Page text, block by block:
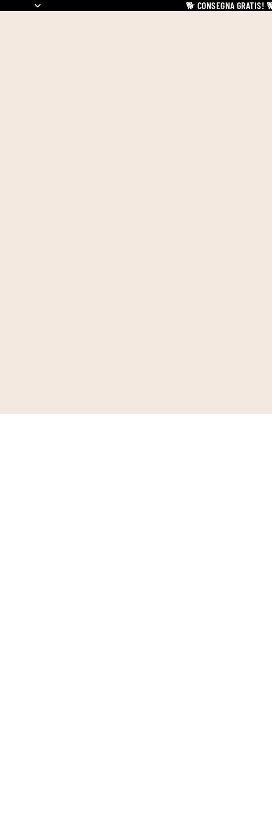
🐕 CONSEGNA GRATIS!